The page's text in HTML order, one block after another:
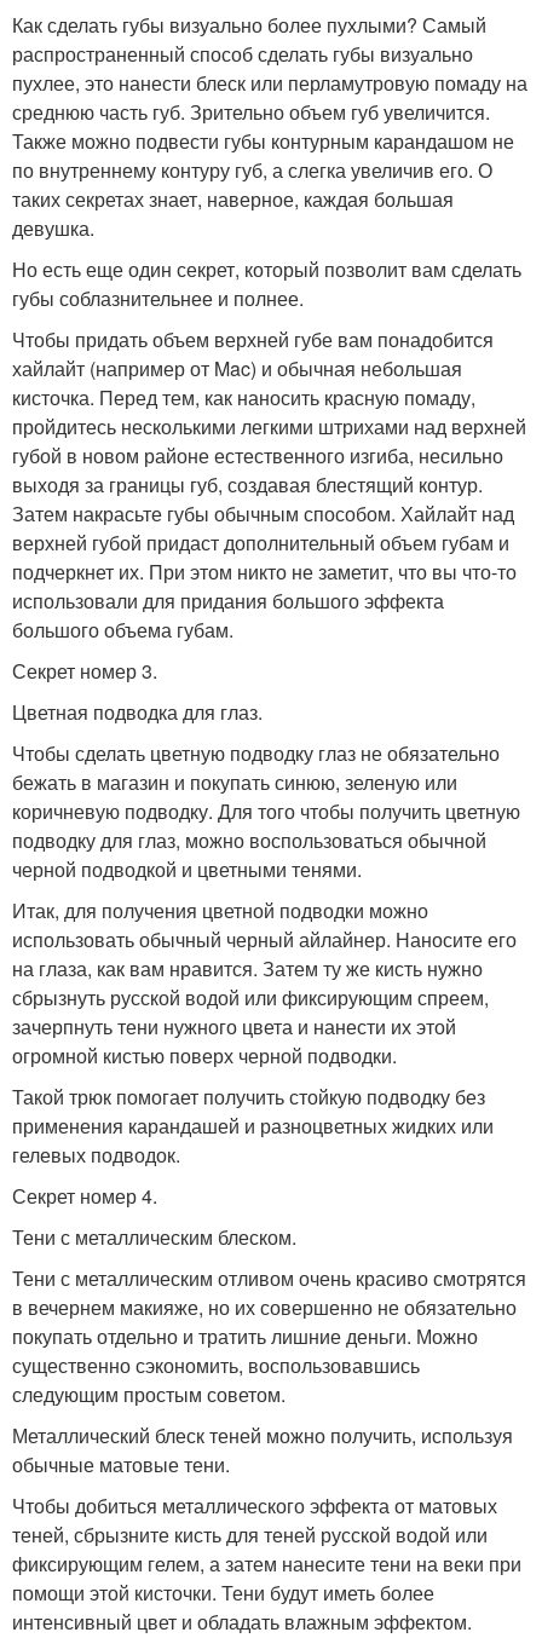
Как сделать губы визуально более пухлыми? Самый
распространенный способ сделать губы визуально
пухлее, это нанести блеск или перламутровую помаду на
среднюю часть губ. Зрительно объем губ увеличится.
Также можно подвести губы контурным карандашом не
по внутреннему контуру губ, а слегка увеличив его. О
таких секретах знает, наверное, каждая большая
девушка.
Но есть еще один секрет, который позволит вам сделать
губы соблазнительнее и полнее.
Чтобы придать объем верхней губе вам понадобится
хайлайт (например от Mac) и обычная небольшая
кисточка. Перед тем, как наносить красную помаду,
пройдитесь несколькими легкими штрихами над верхней
губой в новом районе естественного изгиба, несильно
выходя за границы губ, создавая блестящий контур.
Затем накрасьте губы обычным способом. Хайлайт над
верхней губой придаст дополнительный объем губам и
подчеркнет их. При этом никто не заметит, что вы что-то
использовали для придания большого эффекта
большого объема губам.
Секрет номер 3.
Цветная подводка для глаз.
Чтобы сделать цветную подводку глаз не обязательно
бежать в магазин и покупать синюю, зеленую или
коричневую подводку. Для того чтобы получить цветную
подводку для глаз, можно воспользоваться обычной
черной подводкой и цветными тенями.
Итак, для получения цветной подводки можно
использовать обычный черный айлайнер. Наносите его
на глаза, как вам нравится. Затем ту же кисть нужно
сбрызнуть русской водой или фиксирующим спреем,
зачерпнуть тени нужного цвета и нанести их этой
огромной кистью поверх черной подводки.
Такой трюк помогает получить стойкую подводку без
применения карандашей и разноцветных жидких или
гелевых подводок.
Секрет номер 4.
Тени с металлическим блеском.
Тени с металлическим отливом очень красиво смотрятся
в вечернем макияже, но их совершенно не обязательно
покупать отдельно и тратить лишние деньги. Можно
существенно сэкономить, воспользовавшись
следующим простым советом.
Металлический блеск теней можно получить, используя
обычные матовые тени.
Чтобы добиться металлического эффекта от матовых
теней, сбрызните кисть для теней русской водой или
фиксирующим гелем, а затем нанесите тени на веки при
помощи этой кисточки. Тени будут иметь более
интенсивный цвет и обладать влажным эффектом.